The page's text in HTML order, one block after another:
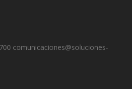
comunicaciones@soluciones-